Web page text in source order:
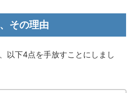
その理由
以下4点を手放すことにしまし